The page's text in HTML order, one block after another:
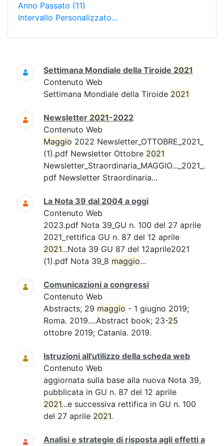
Anno Passato (11)
Intervallo Personalizzato…
Ricerca
Settimana Mondiale della Tiroide 2021
Contenuto Web
Settimana Mondiale della Tiroide 2021
Newsletter 2021-2022
Contenuto Web
Maggio 2022 Newsletter_OTTOBRE_2021_
(1).pdf Newsletter Ottobre 2021
Newsletter_Straordinaria_MAGGIO..._2021_.
pdf Newsletter Straordinaria...
La Nota 39 dal 2004 a oggi
Contenuto Web
2023.pdf Nota 39_GU n. 100 del 27 aprile
2021_rettifica GU n. 87 del 12 aprile
2021...Nota 39 GU 87 del 12aprile2021
(1).pdf Nota 39_8 maggio...
Comunicazioni a congressi
Contenuto Web
Abstracts; 29 maggio - 1 giugno 2019;
Roma. 2019....Abstract book; 23-25
ottobre 2019; Catania. 2019.
Istruzioni all'utilizzo della scheda web
Contenuto Web
aggiornata sulla base alla nuova Nota 39,
pubblicata in GU n. 87 del 12 aprile
2021...e successiva rettifica in GU n. 100
del 27 aprile 2021.
Analisi e strategie di risposta agli effetti a